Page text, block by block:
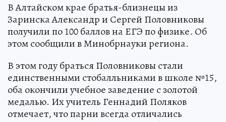
В Алтайском крае братья-близнецы из
Заринска Александр и Сергей Половниковы
получили по 100 баллов на ЕГЭ по физике. Об
этом сообщили в Минобрнауки региона.
В этом году браться Половниковы стали
единственными стобалльниками в школе №15,
оба окончили учебное заведение с золотой
медалью. Их учитель Геннадий Поляков
отмечает, что парни всегда отличались